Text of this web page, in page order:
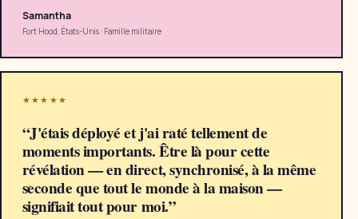
Samantha
Fort Hood, États-Unis· Famille militaire
★★★★★
“J'étais déployé et j'ai raté tellement de
moments importants. Être là pour cette
révélation — en direct, synchronisé, à la même
seconde que tout le monde à la maison —
signifiait tout pour moi.”